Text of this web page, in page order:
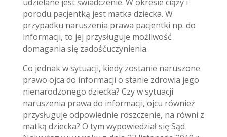
porodu pacjentką jest matka dziecka. W
przypadku naruszenia prawa pacjentki np. do
informacji, to jej przysługuje możliwość
domagania się zadośćuczynienia.
Co jednak w sytuacji, kiedy zostanie naruszone
prawo ojca do informacji o stanie zdrowia jego
nienarodzonego dziecka? Czy w sytuacji
naruszenia prawa do informacji, ojcu również
przysługuje odpowiednie roszczenie, na równi z
matką dziecka? O tym wypowiedział się Sąd